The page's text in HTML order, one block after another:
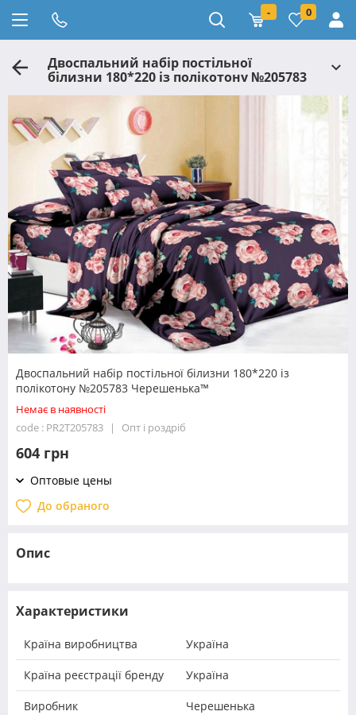
- 0
Двоспальний набір постільної
білизни 180*220 із полікотону №205783
Черешенька™
Двоспальний набір постільної білизни 180*220 із
полікотону №205783 Черешенька™
Немає в наявності
code : PR2T205783
Опт і роздріб
604 грн
Оптовые цены
До обраного
Опис
Характеристики
Країна виробництва Україна
Країна реєстрації бренду Україна
Виробник Черешенька